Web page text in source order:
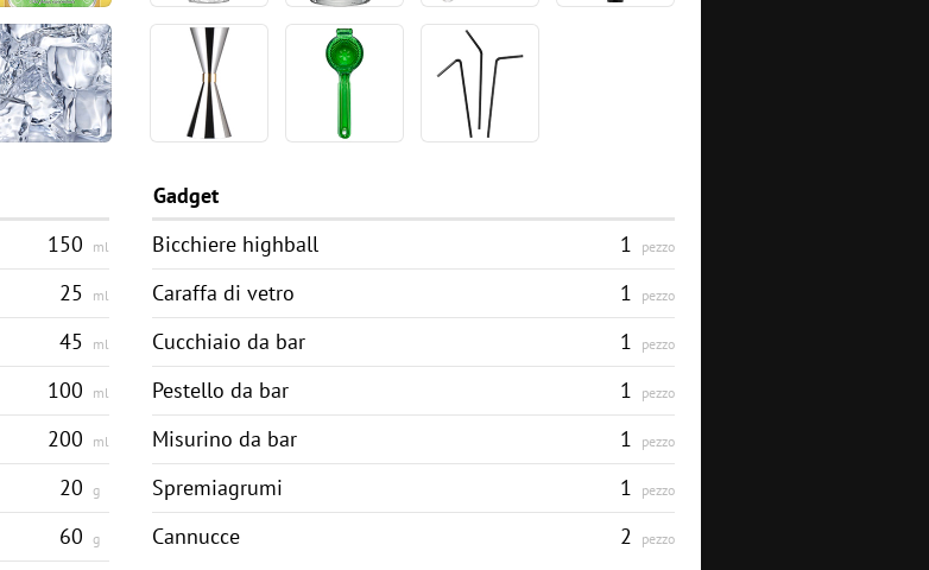
150 ml
25 ml
45 ml
100 ml
200 ml
20 g
60 g
Gadget
Bicchiere highball
1 pezzo
Caraffa di vetro 1 pezzo
Cucchiaio da bar 1 pezzo
Pestello da bar 1 pezzo
Misurino da bar 1 pezzo
Spremiagrumi 1 pezzo
Cannucce 2 pezzo